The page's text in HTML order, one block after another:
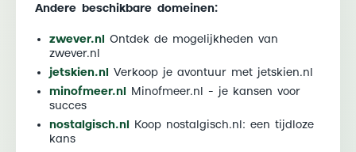
Andere beschikbare domeinen:
zwever.nl
Ontdek de mogelijkheden van
zwever.nl
jetskien.nl
Verkoop je avontuur met jetskien.nl
minofmeer.nl
Minofmeer.nl - je kansen voor
succes
nostalgisch.nl
Koop nostalgisch.nl: een tijdloze
kans